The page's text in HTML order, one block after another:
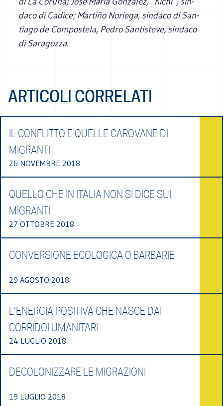
daco di Cadice; Mar­tiño Noriega, sin­daco di San­
tiago de Com­po­stela, Pedro San­ti­steve, sin­daco
di Saragozza.
ARTICOLI CORRELATI
IL CONFLITTO E QUELLE CAROVANE DI
MIGRANTI
26 NOVEMBRE 2018
QUELLO CHE IN ITALIA NON SI DICE SUI
MIGRANTI
27 OTTOBRE 2018
CONVERSIONE ECOLOGICA O BARBARIE
29 AGOSTO 2018
L’ENERGIA POSITIVA CHE NASCE DAI
CORRIDOI UMANITARI
24 LUGLIO 2018
DECOLONIZZARE LE MIGRAZIONI
19 LUGLIO 2018